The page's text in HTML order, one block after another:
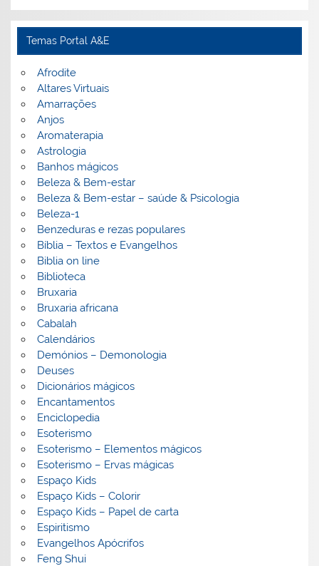
Temas Portal A&E
Afrodite
Altares Virtuais
Amarrações
Anjos
Aromaterapia
Astrologia
Banhos mágicos
Beleza & Bem-estar
Beleza & Bem-estar – saúde & Psicologia
Beleza-1
Benzeduras e rezas populares
Bíblia – Textos e Evangelhos
Biblia on line
Biblioteca
Bruxaria
Bruxaria africana
Cabalah
Calendários
Demónios – Demonologia
Deuses
Dicionários mágicos
Encantamentos
Enciclopedia
Esoterismo
Esoterismo – Elementos mágicos
Esoterismo – Ervas mágicas
Espaço Kids
Espaço Kids – Colorir
Espaço Kids – Papel de carta
Espiritismo
Evangelhos Apócrifos
Feng Shui